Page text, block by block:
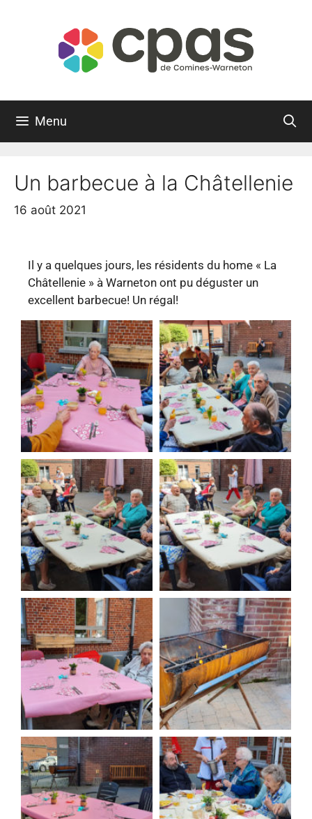
Menu
Un barbecue à la Châtellenie
16 août 2021
Il y a quelques jours, les résidents du home « La
Châtellenie » à Warneton ont pu déguster un
excellent barbecue! Un régal!